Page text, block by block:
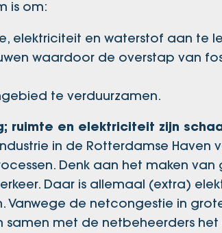
is om:
elektriciteit en waterstof aan te
waardoor de overstap van
te verduurzamen.
ruimte en elektriciteit zijn
in de Rotterdamse
Denk aan het maken
Daar is allemaal (extra)
Vanwege de netcongestie in
met de netbeheerders het